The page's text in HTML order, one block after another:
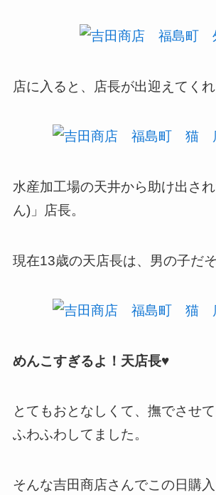
店に入ると、店長が出迎えてくれ
水産加工場の天井から助け出さ
ん)」店長。
現在13歳の天店長は、男の子だそ
めんこすぎるよ！天店長♥
とてもおとなしくて、撫でさせて
ふわふわしてました。
そんな吉田商店さんでこの日購